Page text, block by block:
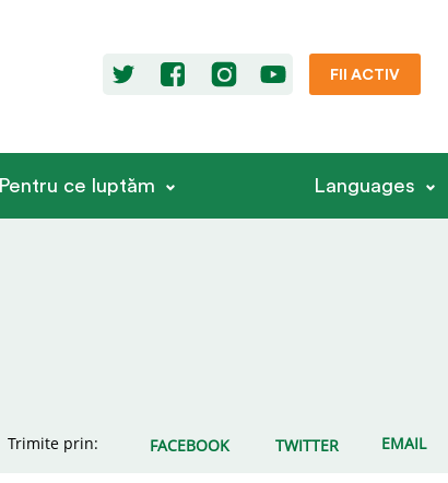
FII ACTIV
Pentru ce luptăm Languages
Trimite prin: FACEBOOK TWITTER EMAIL